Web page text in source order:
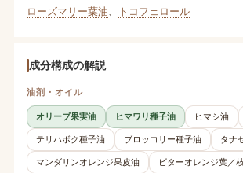
ローズマリー葉油
トコフェロール
成分構成の解説
油剤・オイル
オリーブ果実油 ヒマワリ種子油 ヒマシ油
テリハボク種子油 ブロッコリー種子油 タナ
マンダリンオレンジ果皮油 ビターオレンジ葉／